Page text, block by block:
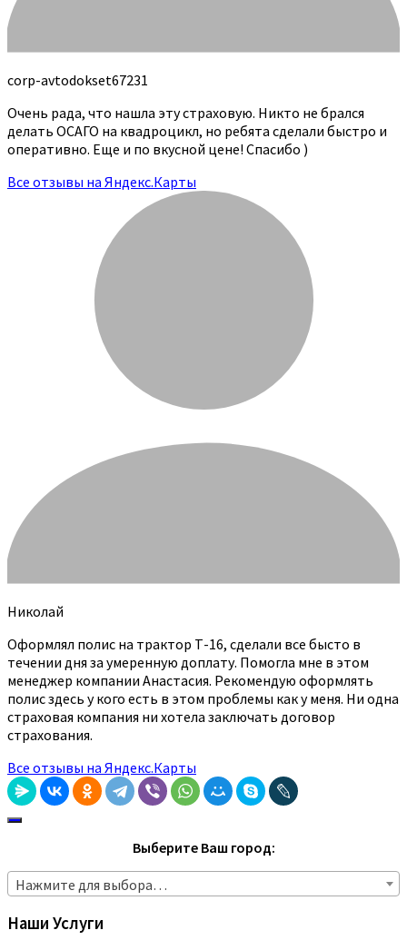
corp-avtodokset67231
Очень рада, что нашла эту страховую. Никто не брался
делать ОСАГО на квадроцикл, но ребята сделали быстро и
оперативно. Еще и по вкусной цене! Спасибо )
Все отзывы на Яндекс.Карты
Николай
Оформлял полис на трактор Т-16, сделали все бысто в
течении дня за умеренную доплату. Помогла мне в этом
менеджер компании Анастасия. Рекомендую оформлять
полис здесь у кого есть в этом проблемы как у меня. Ни одна
страховая компания ни хотела заключать договор
страхования.
Все отзывы на Яндекс.Карты
Выберите Ваш город:
Нажмите для выбора…
Наши Услуги